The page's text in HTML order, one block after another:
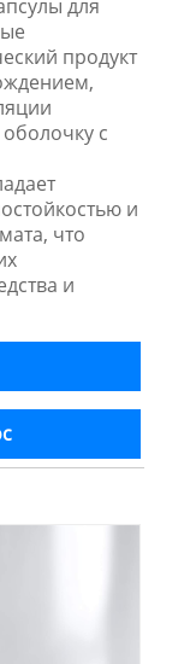
для
продукт
с
и
что
и